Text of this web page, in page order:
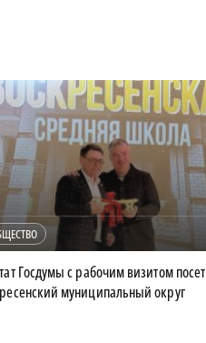
Госдумы с рабочим визитом
муниципальный округ